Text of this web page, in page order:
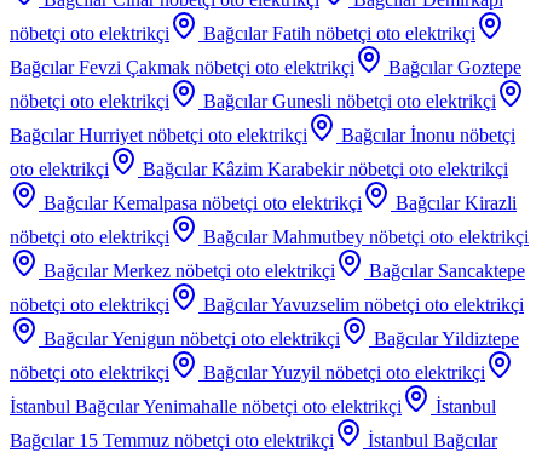
nöbetçi oto elektrikçi
Bağcılar Fatih nöbetçi oto elektrikçi
Bağcılar Fevzi Çakmak nöbetçi oto elektrikçi
Bağcılar Goztepe
nöbetçi oto elektrikçi
Bağcılar Gunesli nöbetçi oto elektrikçi
Bağcılar Hurriyet nöbetçi oto elektrikçi Bağcılar İnonu nöbetçi
oto elektrikçi
Bağcılar Kâzim Karabekir nöbetçi oto elektrikçi
Bağcılar Kemalpasa nöbetçi oto elektrikçi
Bağcılar Kirazli
nöbetçi oto elektrikçi
Bağcılar Mahmutbey nöbetçi oto elektrikçi
Bağcılar Merkez nöbetçi oto elektrikçi
Bağcılar Sancaktepe
nöbetçi oto elektrikçi
Bağcılar Yavuzselim nöbetçi oto elektrikçi
Bağcılar Yenigun nöbetçi oto elektrikçi
Bağcılar Yildiztepe
nöbetçi oto elektrikçi
Bağcılar Yuzyil nöbetçi oto elektrikçi
İstanbul Bağcılar Yenimahalle nöbetçi oto elektrikçi
İstanbul
Bağcılar 15 Temmuz nöbetçi oto elektrikçi
İstanbul Bağcılar